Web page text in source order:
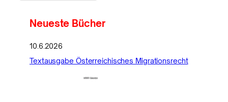
Neueste Bücher
10.6.2026
Textausgabe Österreichisches Migrationsrecht